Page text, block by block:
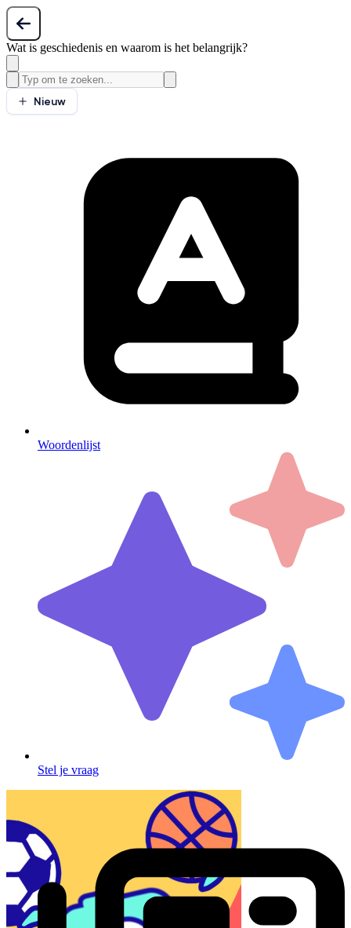
Wat is geschiedenis en waarom is het belangrijk?
Nieuw
Woordenlijst
Stel je vraag